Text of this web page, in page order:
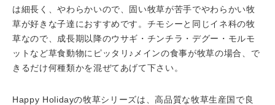
は細長く、やわらかいので、固い牧草が苦手でやわらかい牧
草が好きな子達におすすめです。チモシーと同じイネ科の牧
草なので、成長期以降のウサギ・チンチラ・デグー・モルモ
ットなど草食動物にピッタリ♪メインの食事が牧草の場合、で
きるだけ何種類かを混ぜてあげて下さい。
Happy Holidayの牧草シリーズは、高品質な牧草生産国で良